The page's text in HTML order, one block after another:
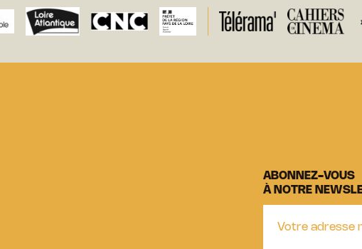
ABONNEZ-VOUS
À NOTRE